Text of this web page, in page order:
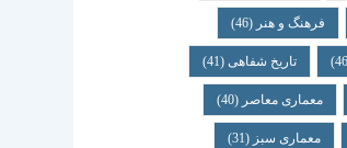
فرهنگ و هنر (46)
تاریخ شفاهی(41)
معماری معاصر (40)
معماری سبز (31)